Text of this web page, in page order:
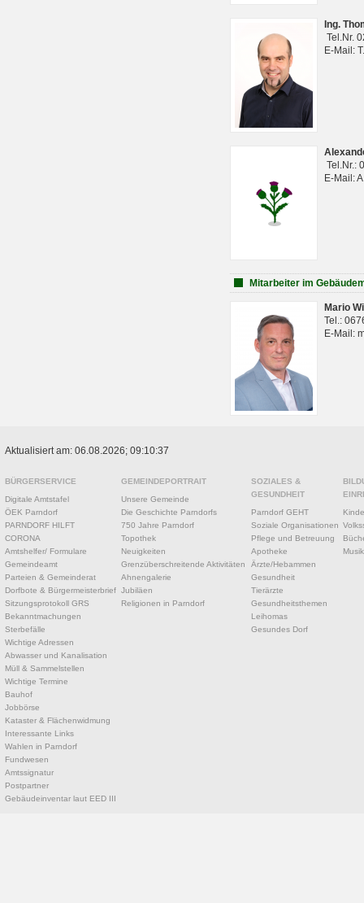
Ing.
Tel.Nr.
E-Mail:
Tel.Nr.:
E-Mail:
Mitarbeiter im
Mario
Tel.:
E-Mail:
Aktualisiert am: 06.08.2026; 09:10:37
BÜRGERSERVICE
Digitale Amtstafel
ÖEK Parndorf
PARNDORF HILFT
CORONA
Amtshelfer/ Formulare
Gemeindeamt
Parteien & Gemeinderat
Dorfbote & Bürgermeisterbrief
Sitzungsprotokoll GRS
Bekanntmachungen
Sterbefälle
Wichtige Adressen
Abwasser und Kanalisation
Müll & Sammelstellen
Wichtige Termine
Bauhof
Jobbörse
Kataster & Flächenwidmung
Interessante Links
Wahlen in Parndorf
Fundwesen
Amtssignatur
Postpartner
Gebäudeinventar laut EED III
GEMEINDEPORTRAIT
Unsere Gemeinde
Die Geschichte Parndorfs
750 Jahre Parndorf
Topothek
Neuigkeiten
Grenzüberschreitende Aktivitäten
Ahnengalerie
Jubiläen
Religionen in Parndorf
SOZIALES &
GESUNDHEIT
Parndorf GEHT
Soziale Organisationen
Pflege und Betreuung
Apotheke
Ärzte/Hebammen
Gesundheit
Tierärzte
Gesundheitsthemen
Leihomas
Gesundes Dorf